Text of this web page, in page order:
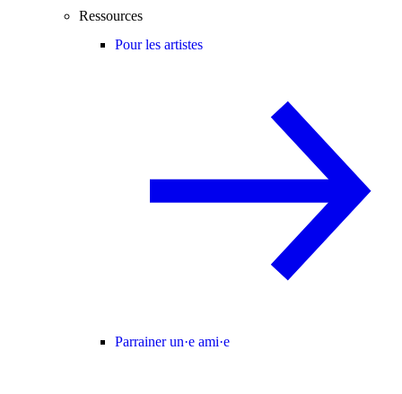
Ressources
Pour les artistes
Parrainer un·e ami·e